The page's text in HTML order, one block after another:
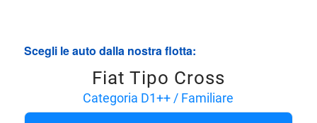
Scegli le auto dalla nostra flotta:
Fiat Tipo Cross
Categoria D1++ / Familiare